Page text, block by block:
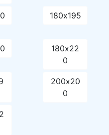
180х195
180х22
0
200х20
0